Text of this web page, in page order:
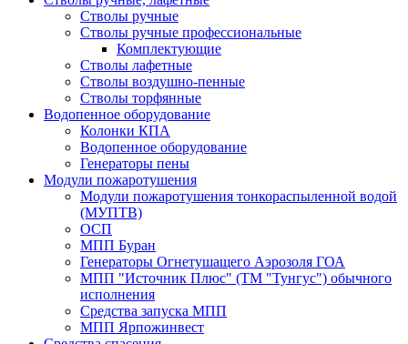
Стволы ручные
Стволы ручные профессиональные
Комплектующие
Стволы лафетные
Стволы воздушно-пенные
Стволы торфянные
Водопенное оборудование
Колонки КПА
Водопенное оборудование
Генераторы пены
Модули пожаротушения
Модули пожаротушения тонкораспыленной водой
(МУПТВ)
ОСП
МПП Буран
Генераторы Огнетушащего Аэрозоля ГОА
МПП "Источник Плюс" (ТМ "Тунгус") обычного
исполнения
Средства запуска МПП
МПП Ярпожинвест